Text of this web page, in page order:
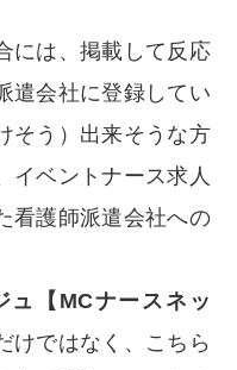
には、掲載して反応
遣会社に登録してい
そう）出来そうな方
イベントナース求人
看護師派遣会社への
ュ【MCナースネッ
けではなく、こちら